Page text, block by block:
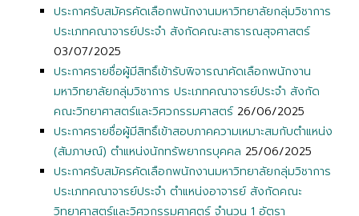
ประกาศรับสมัครคัดเลือกพนักงานมหาวิทยาลัยกลุ่มวิชาการ
ประเภทคณาจารย์ประจำ สังกัดคณะสาธารณสุจศาสตร์
03/07/2025
ประกาศรายชื่อผู้มีสิทธิ์เข้ารับพิจารณาคัดเลือกพนักงาน
มหาวิทยาลัยกลุ่มวิชาการ ประเภทคณาจารย์ประจำ สังกัด
คณะวิทยาศาสตร์และวิศวกรรมศาสตร์26/06/2025
ประกาศรายชื่อผู้มีสิทธิ์เข้าสอบภาคความเหมาะสมกับตำแหน่ง
(สัมภาษณ์) ตำแหน่งนักทรัพยากรบุคคล 25/06/2025
ประกาศรับสมัครคัดเลือกพนักงานมหาวิทยาลัยกลุ่มวิชาการ
ประเภทคณาจารย์ประจำ ตำแหน่งอาจารย์ สังกัดคณะ
วิทยาศาสตร์และวิศวกรรมศาศตร์ จำนวน 1 อัตรา